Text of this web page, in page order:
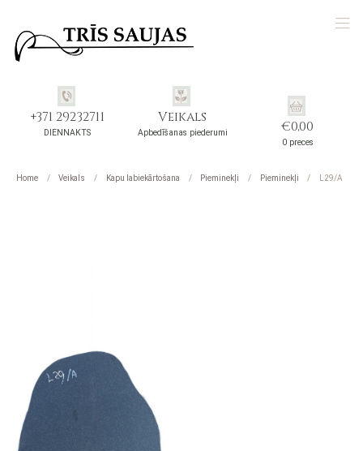
+371 29232711
DIENNAKTS
Veikals
Apbedīšanas piederumi €0,00
0 preces
Home Veikals Kapu labiekārtošana Pieminekļi Pieminekļi L29/A